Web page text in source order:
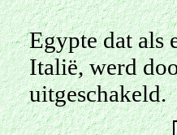
Egypte dat als
Italië, werd
uitgeschakeld.